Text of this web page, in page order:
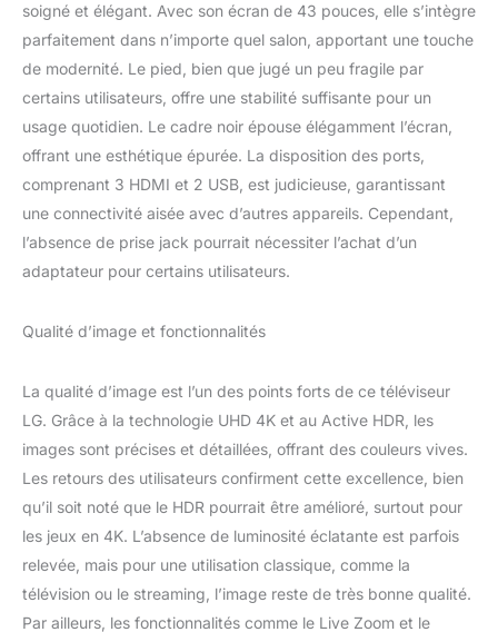
soigné et élégant. Avec son écran de 43 pouces, elle s’intègre
parfaitement dans n’importe quel salon, apportant une touche
de modernité. Le pied, bien que jugé un peu fragile par
certains utilisateurs, offre une stabilité suffisante pour un
usage quotidien. Le cadre noir épouse élégamment l’écran,
offrant une esthétique épurée. La disposition des ports,
comprenant 3 HDMI et 2 USB, est judicieuse, garantissant
une connectivité aisée avec d’autres appareils. Cependant,
l’absence de prise jack pourrait nécessiter l’achat d’un
adaptateur pour certains utilisateurs.
Qualité d’image et fonctionnalités
La qualité d’image est l’un des points forts de ce téléviseur
LG. Grâce à la technologie UHD 4K et au Active HDR, les
images sont précises et détaillées, offrant des couleurs vives.
Les retours des utilisateurs confirment cette excellence, bien
qu’il soit noté que le HDR pourrait être amélioré, surtout pour
les jeux en 4K. L’absence de luminosité éclatante est parfois
relevée, mais pour une utilisation classique, comme la
télévision ou le streaming, l’image reste de très bonne qualité.
Par ailleurs, les fonctionnalités comme le Live Zoom et le